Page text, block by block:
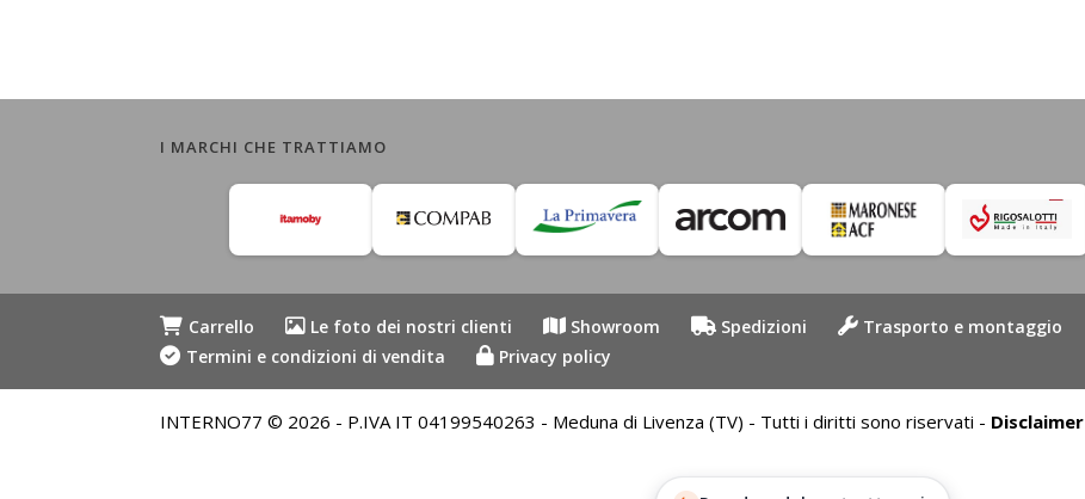
I MARCHI CHE TRATTIAMO
Carrello Le foto dei nostri clienti Showroom Spedizioni Trasporto e montaggio
Termini e condizioni di vendita
Privacy policy
INTERNO77 © 2026 - P.IVA IT 04199540263 - Meduna di Livenza (TV) - Tutti i diritti sono riservati - Disclaimer